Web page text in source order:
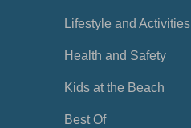
Lifestyle and Activities
Health and Safety
Kids at the Beach
Best Of